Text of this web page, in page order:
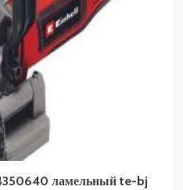
4350640 ламельный te-bj